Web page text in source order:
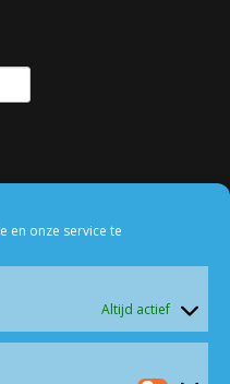
en onze service te
Altijd actief